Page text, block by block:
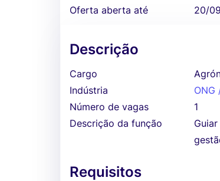
Oferta aberta até
20/
Descrição
Cargo
Indústria
ONG
Número de vagas
1
Descrição da função
Requisitos